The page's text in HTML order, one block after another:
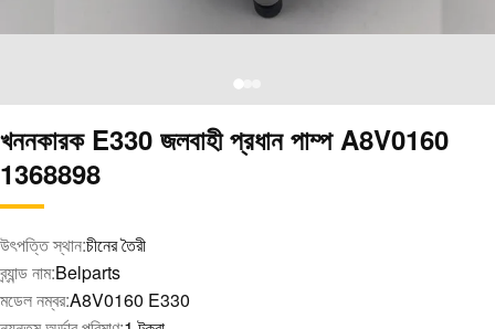
খননকারক E330 জলবাহী প্রধান পাম্প A8V0160
1368898
উৎপত্তি স্থান:চীনের তৈরী
ব্র্যান্ড নাম:Belparts
মডেল নম্বর:A8V0160 E330